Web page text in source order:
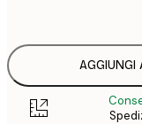
AGGIUNGI